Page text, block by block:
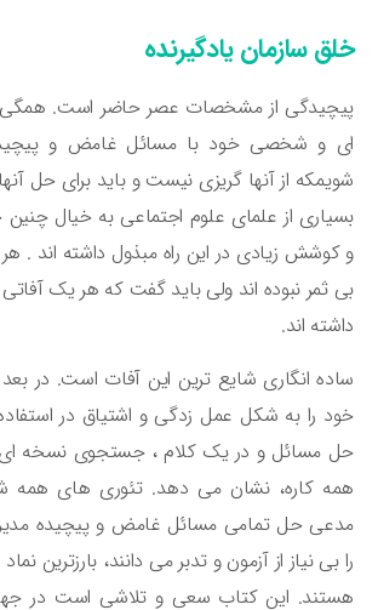
سازمان یادگیرنده
از مشخصات عصر حاضر است. همگی ما
و شخصی خود با مسائل غامض و پیچیده
از آنها گریزی نیست و باید برای حل آنها
از علمای علوم اجتماعی به خیال چنین چاره
زیادی در این راه مبذول داشته اند . هر
ثمر نبوده اند ولی باید گفت که هر یک آفاتی نیز
اند.
انگاری شایع ترین این آفات است. در بعد
را به شکل عمل زدگی و اشتیاق در استفاده از
مسائل و در یک کلام ، جستجوی نسخه ای
کاره، نشان می دهد. تئوری های همه
حل تمامی مسائل غامض و پیچیده
بی نیاز از آزمون و تدبر می دانند، بارزترین نماد
این کتاب سعی و تلاشی است در جهت